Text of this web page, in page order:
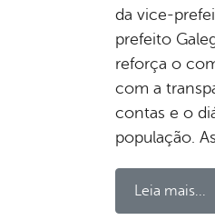
da vice-
prefeito
reforça o
com a
contas e o
população.
Leia mais...